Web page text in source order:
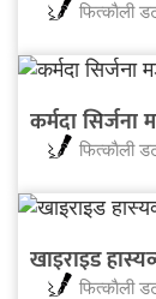
फित्काैली
कर्मदा सिर्जना
फित्काैली
खाइराइड
फित्काैली